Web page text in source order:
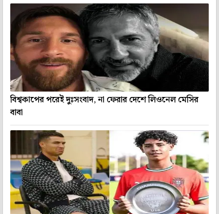
বিশ্বকাপের পরেই দুঃসংবাদ, না ফেরার দেশে লিওনেল মেসির
বাবা